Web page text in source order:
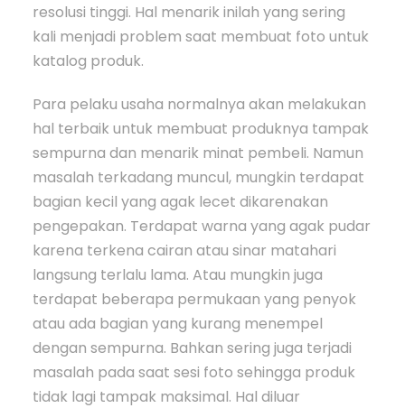
resolusi tinggi. Hal menarik inilah yang sering
kali menjadi problem saat membuat foto untuk
katalog produk.
Para pelaku usaha normalnya akan melakukan
hal terbaik untuk membuat produknya tampak
sempurna dan menarik minat pembeli. Namun
masalah terkadang muncul, mungkin terdapat
bagian kecil yang agak lecet dikarenakan
pengepakan. Terdapat warna yang agak pudar
karena terkena cairan atau sinar matahari
langsung terlalu lama. Atau mungkin juga
terdapat beberapa permukaan yang penyok
atau ada bagian yang kurang menempel
dengan sempurna. Bahkan sering juga terjadi
masalah pada saat sesi foto sehingga produk
tidak lagi tampak maksimal. Hal diluar